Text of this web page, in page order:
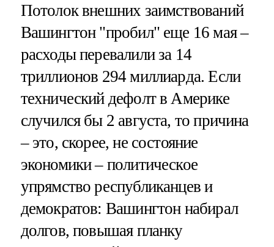
Потолок внешних заимствований
Вашингтон "пробил" еще 16 мая –
расходы перевалили за 14
триллионов 294 миллиарда. Если
технический дефолт в Америке
случился бы 2 августа, то причина
– это, скорее, не состояние
экономики – политическое
упрямство республиканцев и
демократов: Вашингтон набирал
долгов, повышая планку